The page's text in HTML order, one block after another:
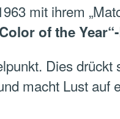
mit ihrem
of the Year“-
Dies
macht Lust auf